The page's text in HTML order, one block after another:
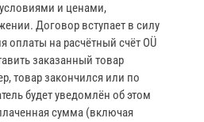
и ценами,
Договор вступает в силу
оплаты на расчётный счёт OÜ
заказанный товар
товар закончился или по
будет уведомлён об этом
сумма (включая